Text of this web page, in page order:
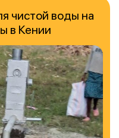
чистой воды на
в Кении